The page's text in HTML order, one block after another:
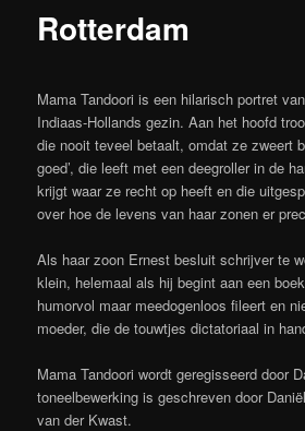
Rotterdam
Mama Tandoori is een hilarisch portret
Indiaas-Hollands gezin. Aan het hoofd
die nooit teveel betaalt, omdat ze zweert
goed’, die leeft met een deegroller in de
krijgt waar ze recht op heeft en die
over hoe de levens van haar zonen er
Als haar zoon Ernest besluit schrijver te
klein, helemaal als hij begint aan een
humorvol maar meedogenloos fileert en
moeder, die de touwtjes dictatoriaal in
Mama Tandoori wordt geregisseerd door
toneelbewerking is geschreven door
van der Kwast.